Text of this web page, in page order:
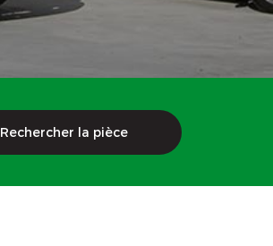
Rechercher la pièce